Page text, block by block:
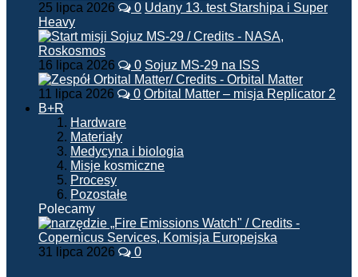
25 lipca 2026 0 Udany 13. test Starshipa i Super
Heavy
16 lipca 2026 0 Sojuz MS-29 na ISS
11 lipca 2026 0 Orbital Matter – misja Replicator 2
B+R
Hardware
Materiały
Medycyna i biologia
Misje kosmiczne
Procesy
Pozostałe
Polecamy
31 lipca 2026 0